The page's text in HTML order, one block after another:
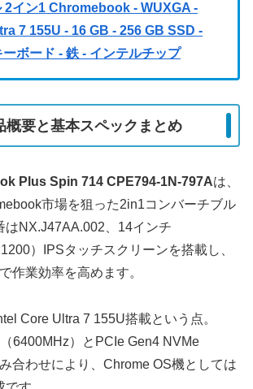
2イン1 Chromebook - WUXGA -
7 155U - 16 GB - 256 GB SSD -
ボード - 鉄 - インテルチップ
概要と基本スペックまとめ
Plus Spin 714 CPE794-1N-797Aは、
市場を狙った2in1コンバーチブル
はNX.J47AA.002、14インチ
）IPSタッチスクリーンを搭載し、
作業効率を高めます。
Core Ultra 7 155U搭載という点。
6400MHz）とPCIe Gen4 NVMe
合わせにより、Chrome OS機としては